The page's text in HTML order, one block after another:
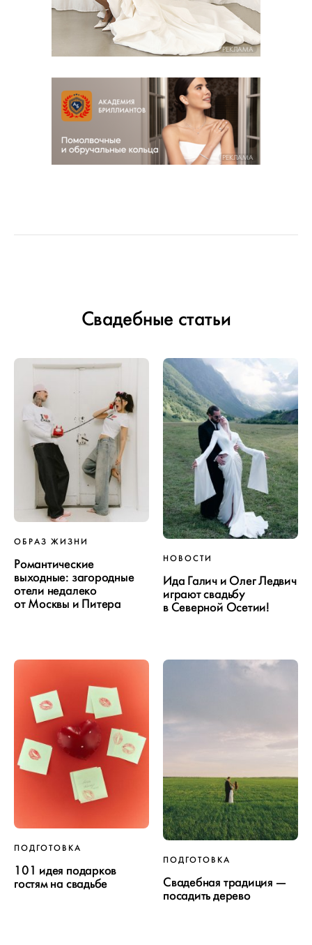
РЕКЛАМА
РЕКЛАМА
Свадебные статьи
ОБРАЗ ЖИЗНИ
Романтические
выходные: загородные
отели недалеко
от Москвы и Питера
НОВОСТИ
Ида Галич и Олег Ледвич
играют свадьбу
в Северной Осетии!
ПОДГОТОВКА
101 идея подарков
гостям на свадьбе
ПОДГОТОВКА
Свадебная традиция —
посадить дерево